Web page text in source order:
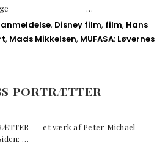
konge …
anmeldelse, Disney film, film, Hans
, Mads Mikkelsen, MUFASA: Løvernes
PORTRÆTTER
et værk af Peter Michael
…